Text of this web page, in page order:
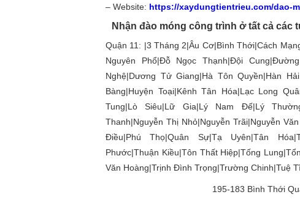
– Website: https://xaydungtientrieu.com/dao-
Nhận đào móng công trình ở tất cả các
Quận 11: |3 Tháng 2|Âu Cơ|Bình Thới|Cách
Nguyên Phổ|Đỗ Ngọc Thạnh|Đội
Nghệ|Dương Tử Giang|Hà Tôn Quyền|Hàn
Bàng|Huyện Toại|Kênh Tân Hóa|Lạc Long
Tung|Lò Siêu|Lữ Gia|Lý Nam Đế|Lý
Thanh|Nguyễn Thị Nhỏ|Nguyễn Trãi|Nguyễn
Điều|Phú Thọ|Quân Sự|Tạ Uyên|Tân
Phước|Thuận Kiều|Tôn Thất Hiệp|Tống
Văn Hoàng|Trịnh Đình Trọng|Trường Chinh|Tuệ
195-183 Bình Thới